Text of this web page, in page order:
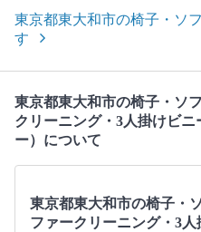
東京都東大和市の椅子・ソ
す
東京都東大和市の椅子・ソ
クリーニング・3人掛けビ
ー）について
東京都東大和市の椅子・
ファークリーニング・3